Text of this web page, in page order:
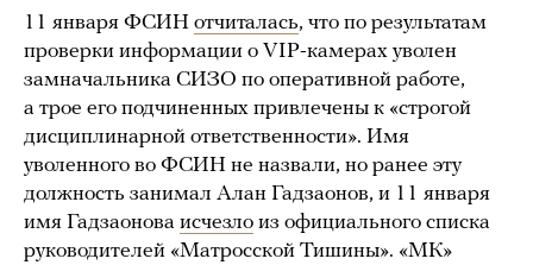
11 января ФСИН отчиталась, что по результатам
проверки информации о VIP-камерах уволен
замначальника СИЗО по оперативной работе,
а трое его подчиненных привлечены к «строгой
дисциплинарной ответственности». Имя
уволенного во ФСИН не назвали, но ранее эту
должность занимал Алан Гадзаонов, и 11 января
имя Гадзаонова исчезло из официального списка
руководителей «Матросской Тишины». «МК»